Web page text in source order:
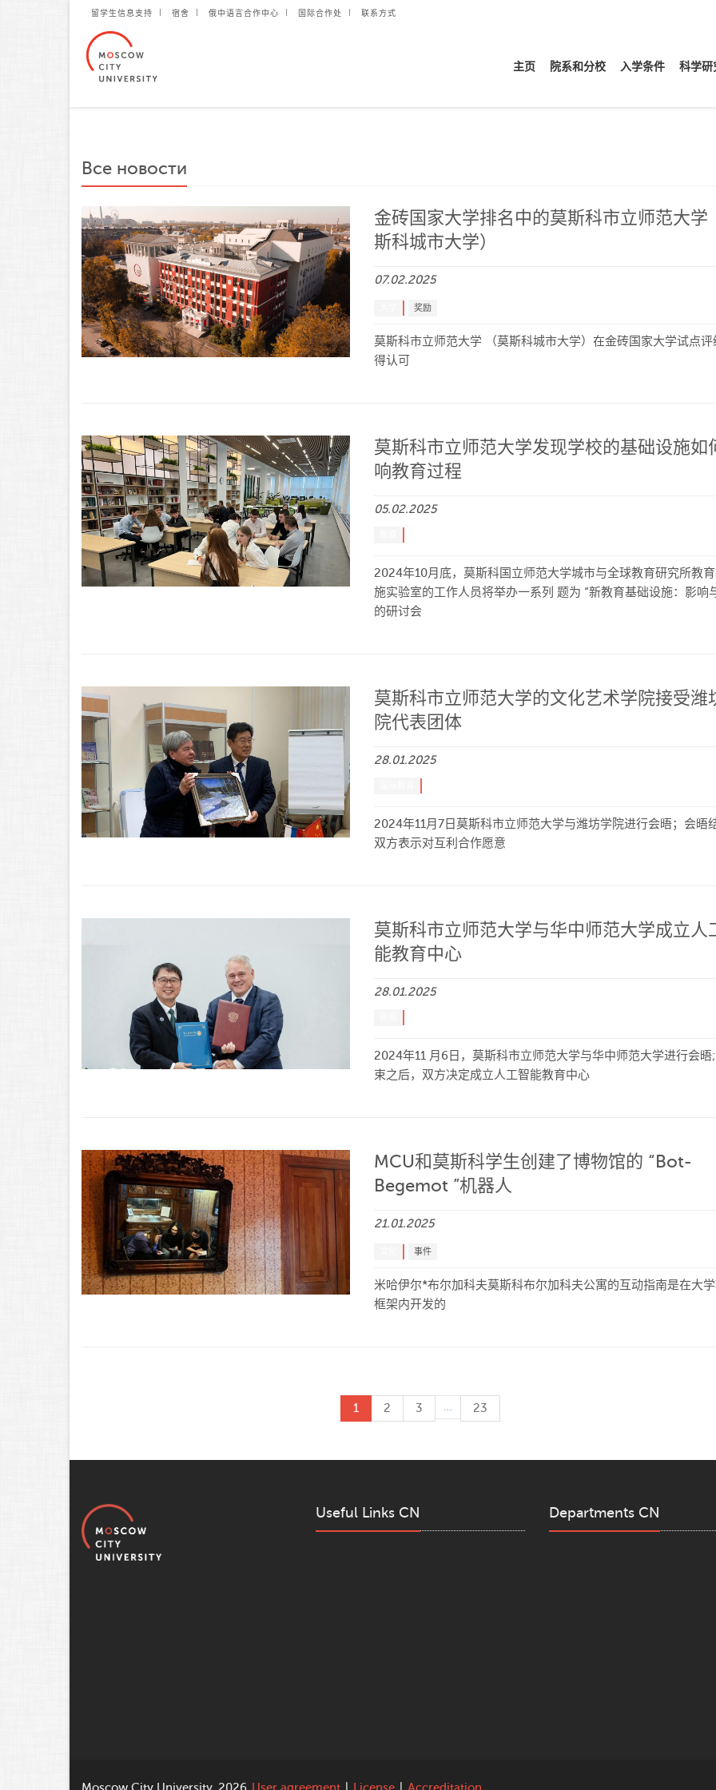
留学生信息支持 宿舍 俄中语言合作中心 国际合作处 联系方式
主页 院系和分校 入学条件 科学研
Все новости
金砖国家大学排名中的莫斯科市立师范大学
斯科城市大学）
07.02.2025
奖励
莫斯科市立师范大学 （莫斯科城市大学）在金砖国家大学试点评
得认可
莫斯科市立师范大学发现学校的基础设施如
响教育过程
05.02.2025
2024年10月底，莫斯科国立师范大学城市与全球教育研究所教
施实验室的工作人员将举办一系列 题为 “新教育基础设施：影响
的研讨会
莫斯科市立师范大学的文化艺术学院接受潍
院代表团体
28.01.2025
2024年11月7日莫斯科市立师范大学与潍坊学院进行会晤；会晤
双方表示对互利合作愿意
莫斯科市立师范大学与华中师范大学成立人
能教育中心
28.01.2025
2024年11 月6日，莫斯科市立师范大学与华中师范大学进行会晤
束之后，双方决定成立人工智能教育中心
MCU和莫斯科学生创建了博物馆的 “Bot-
Begemot ”机器人
21.01.2025
事件
米哈伊尔*布尔加科夫莫斯科布尔加科夫公寓的互动指南是在大
框架内开发的
1 2 3 … 23
Useful Links CN Departments CN